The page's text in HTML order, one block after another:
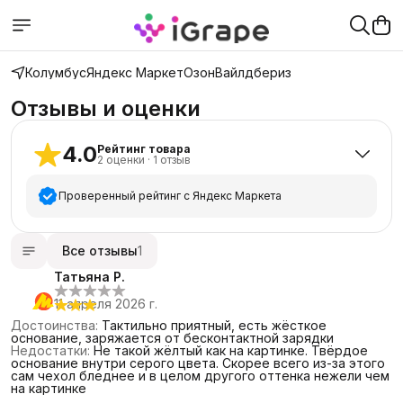
КолумбусЯндекс МаркетОзонВайлдбериз
Отзывы и оценки
4.0Рейтинг товара
2 оценки · 1 отзыв
Проверенный рейтинг с Яндекс Маркета
звёзд
1
звезды
2 звезды
1 звезда
Все отзывы1
Татьяна Р.
11 апреля 2026 г.
Достоинства: Тактильно приятный, есть жёсткое
основание, заряжается от бесконтактной зарядки
Недостатки: Не такой жёлтый как на картинке. Твёрдое
основание внутри серого цвета. Скорее всего из-за этого
сам чехол бледнее и в целом другого оттенка нежели чем
на картинке